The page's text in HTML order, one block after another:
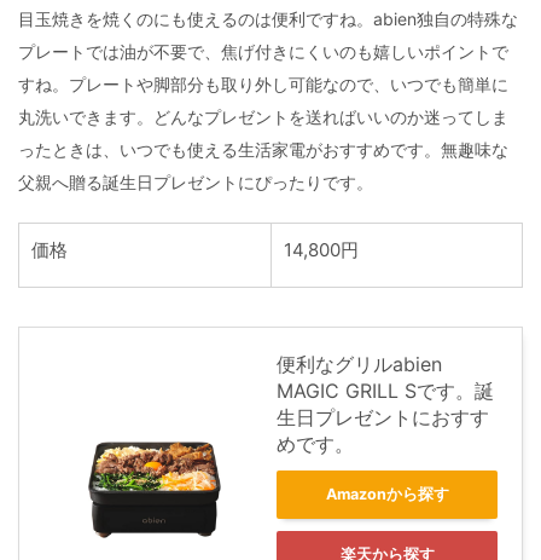
目玉焼きを焼くのにも使えるのは便利ですね。abien独自の特殊な
プレートでは油が不要で、焦げ付きにくいのも嬉しいポイントで
すね。プレートや脚部分も取り外し可能なので、いつでも簡単に
丸洗いできます。どんなプレゼントを送ればいいのか迷ってしま
ったときは、いつでも使える生活家電がおすすめです。無趣味な
父親へ贈る誕生日プレゼントにぴったりです。
価格 14,800円
便利なグリルabien
MAGIC GRILL Sです。誕
生日プレゼントにおすす
めです。
Amazonから探す
楽天から探す